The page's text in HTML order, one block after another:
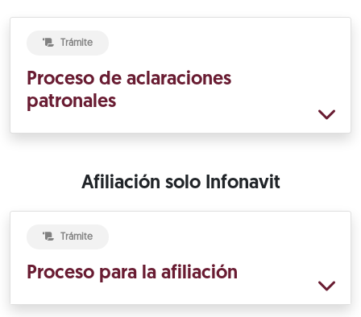
Trámite
Proceso de aclaraciones
patronales
Afiliación solo Infonavit
Trámite
Proceso para la afiliación